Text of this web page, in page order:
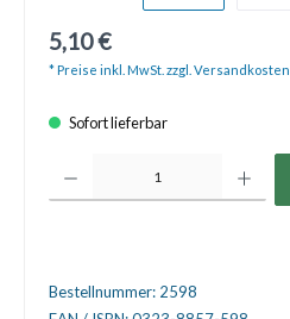
5,10 €
* Preise inkl. MwSt. zzgl. Versandkosten
Sofort lieferbar
Bestellnummer: 2598